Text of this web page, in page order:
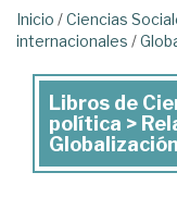
Inicio /Ciencias
internacionales /
Libros
de
Ciencias
Libros de
política >
Globalización